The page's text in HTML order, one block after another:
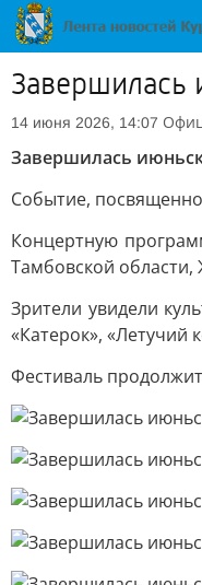
Завершилась
14 июня 2026, 14:07
Завершилась
Событие,
Концертную
Тамбовской области,
Зрители увидели
«Катерок», «Летучий
Фестиваль